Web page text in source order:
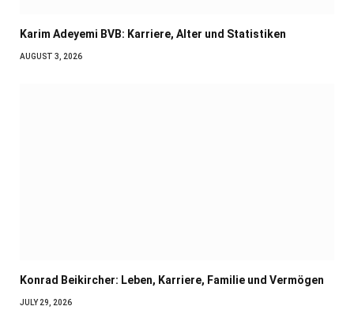
Karim Adeyemi BVB: Karriere, Alter und Statistiken
AUGUST 3, 2026
Konrad Beikircher: Leben, Karriere, Familie und Vermögen
JULY 29, 2026